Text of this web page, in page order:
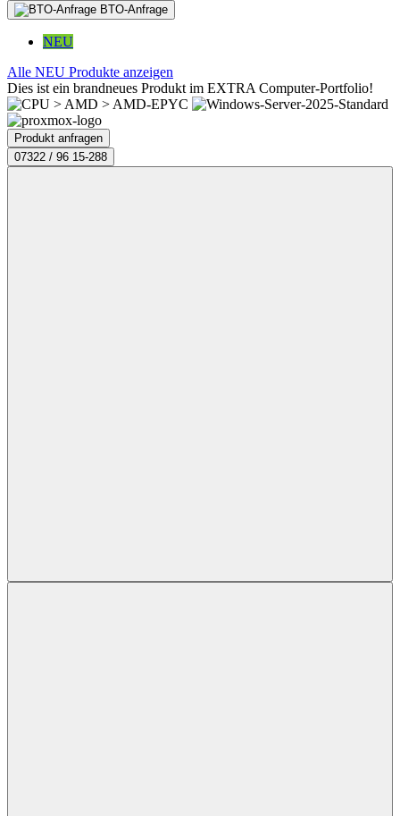
BTO-Anfrage
NEU
Alle NEU Produkte anzeigen
Dies ist ein brandneues Produkt im EXTRA Computer-Portfolio!
Produkt anfragen
07322 / 96 15-288